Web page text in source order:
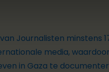
Journalisten minstens
media,
in Gaza te